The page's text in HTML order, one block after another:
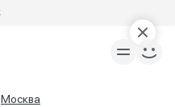
Москва